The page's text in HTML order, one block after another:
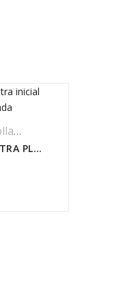
COLLAR INICIAL / LETRA PLATEADA